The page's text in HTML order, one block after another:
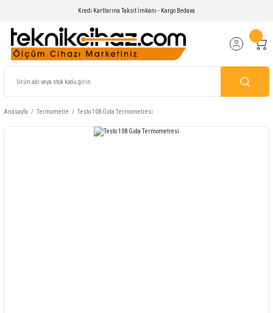
Kredi Kartlarına Taksit İmkanı - Kargo Bedava
Anasayfa Termometre Testo 108 Gıda Termometresi